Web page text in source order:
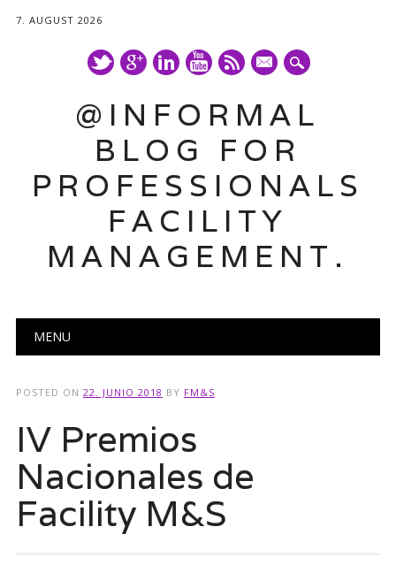
7. AUGUST 2026
mail
@INFORMAL
BLOG FOR
PROFESSIONALS
FACILITY
MANAGEMENT.
Main menu
MENU
POSTED ON 22. JUNIO 2018 BY FM&S
IV Premios
Nacionales de
Facility M&S